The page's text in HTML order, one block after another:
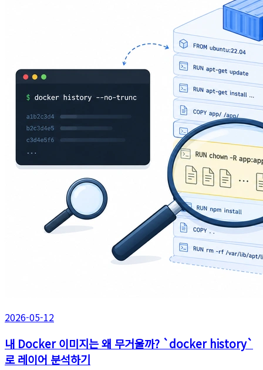
2026-05-12
내 Docker 이미지는 왜 무거울까? `docker history`
로 레이어 분석하기